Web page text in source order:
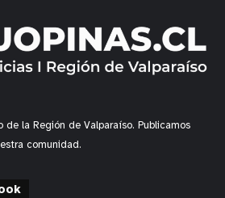
de la Región de Valparaíso. Publicamos
comunidad.